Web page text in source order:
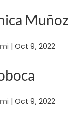
Muñoz
| Oct 9, 2022
| Oct 9, 2022